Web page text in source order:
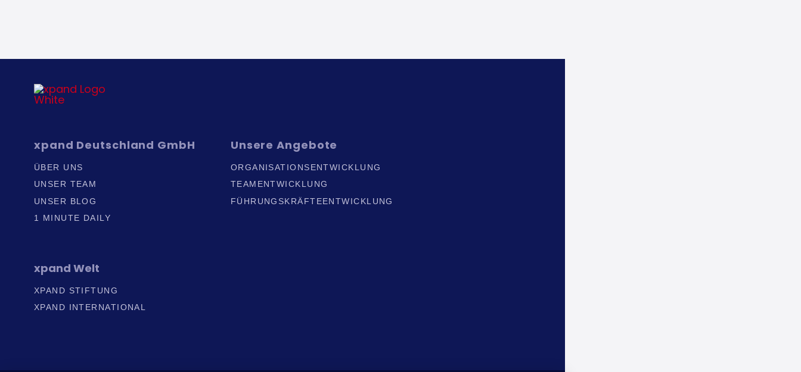
xpand Deutschland GmbH
ÜBER UNS
UNSER TEAM
UNSER BLOG
1 MINUTE DAILY
UnsereAngebote
ORGANISATIONSENTWICKLUNG
TEAMENTWICKLUNG
FÜHRUNGSKRÄFTEENTWICKLUNG
xpand Welt
XPAND STIFTUNG
XPAND INTERNATIONAL